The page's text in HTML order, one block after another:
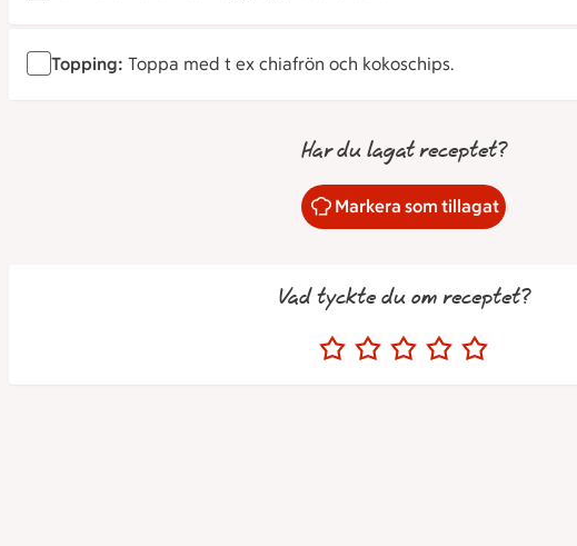
Topping: Toppa med t ex chiafrön och kokoschips.
Har du lagat receptet?
Markera som tillagat
Vad tyckte du om receptet?